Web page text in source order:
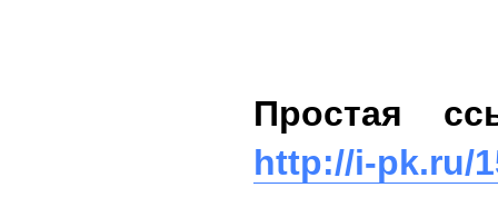
Простая
http://i-pk.ru/